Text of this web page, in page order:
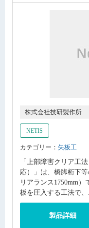
株式会社技研製作所
NETIS
カテゴリー： 矢板工
「上部障害クリア工
応）」は、橋脚桁下
リアランス1750mm）
板を圧入する工法で、
製品詳細